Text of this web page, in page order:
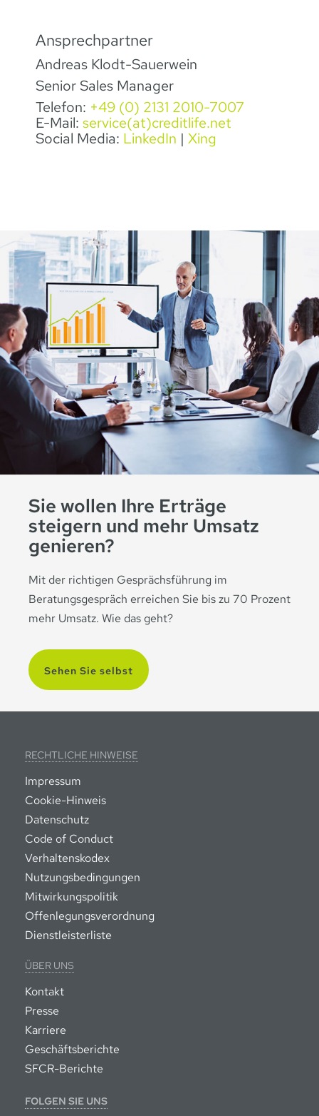
Ansprechpartner
Andreas Klodt-Sauerwein
Senior Sales Manager
Telefon: +49 (0) 2131 2010-7007
E-Mail: service(at)creditlife.net
Social Media: LinkedIn | Xing
Sie wollen Ihre Erträge
steigern und mehr Umsatz
genieren?
Mit der richtigen Gesprächsführung im
Beratungsgespräch erreichen Sie bis zu 70 Prozent
mehr Umsatz. Wie das geht?
Sehen Sie selbst
RECHTLICHE HINWEISE
Impressum
Cookie-Hinweis
Datenschutz
Code of Conduct
Verhaltenskodex
Nutzungsbedingungen
Mitwirkungspolitik
Offenlegungsverordnung
Dienstleisterliste
ÜBER UNS
Kontakt
Presse
Karriere
Geschäftsberichte
SFCR-Berichte
FOLGEN SIE UNS